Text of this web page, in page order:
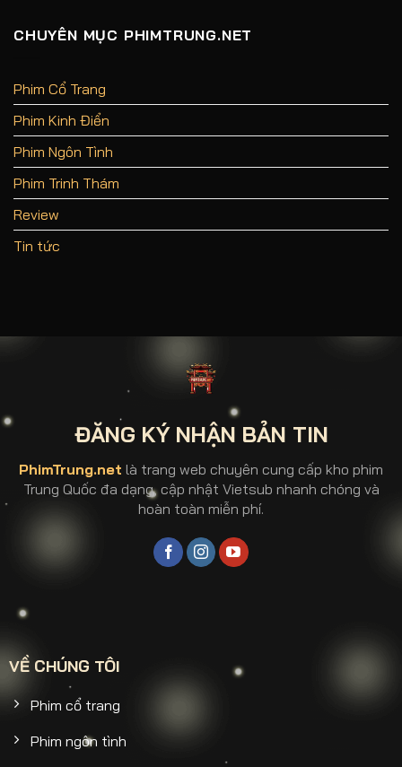
Đại
Tọa:Màn
Của
Hạo
CHUYÊN MỤC PHIMTRUNG.NET
Phim Cổ Trang
Phim Kinh Điển
Phim Ngôn Tình
Phim Trinh Thám
Review
Tin tức
ĐĂNG KÝ NHẬN BẢN TIN
PhimTrung.net là trang web chuyên cung cấp kho phim
Trung Quốc đa dạng, cập nhật Vietsub nhanh chóng và
hoàn toàn miễn phí.
VỀ CHÚNG TÔI
Phim cổ trang
Phim ngôn tình